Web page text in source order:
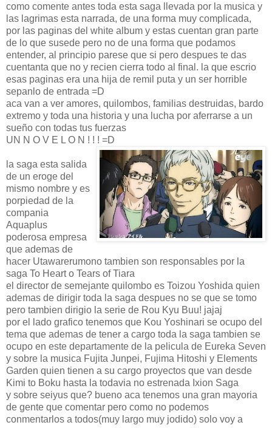
como comente antes toda esta saga llevada por la musica y
las lagrimas esta narrada, de una forma muy complicada,
por las paginas del white album y estas cuentan gran parte
de lo que susede pero no de una forma que podamos
entender, al principio parese que si pero despues te das
cuentanta que no y recien cierra todo al final. la que escrio
esas paginas era una hija de remil puta y un ser horrible
sepanlo de entrada =D
aca van a ver amores, quilombos, familias destruidas, bardo
extremo y toda una historia y una lucha por aferrarse a un
sueño con todas tus fuerzas
UN N O V E L O N ! ! ! =D
la saga esta salida
de un eroge del
mismo nombre y es
porpiedad de la
compania
Aquaplus
poderosa empresa
que ademas de
hacer Utawarerumono tambien son responsables por la
saga To Heart o Tears of Tiara
el director de semejante quilombo es Toizou Yoshida quien
ademas de dirigir toda la saga despues no se que se tomo
pero tambien dirigio la serie de Rou Kyu Buu! jajaj
por el lado grafico tenemos que Kou Yoshinari se ocupo del
tema que ademas de tener a cargo toda la saga tambien se
ocupo en este departamente de la pelicula de Eureka Seven
y sobre la musica Fujita Junpei, Fujima Hitoshi y Elements
Garden quien tienen a su cargo proyectos que van desde
Kimi to Boku hasta la todavia no estrenada Ixion Saga
y sobre seiyus que? bueno aca tenemos una gran mayoria
de gente que comentar pero como no podemos
conmentarlos a todos(muy largo muy jodido) solo voy a